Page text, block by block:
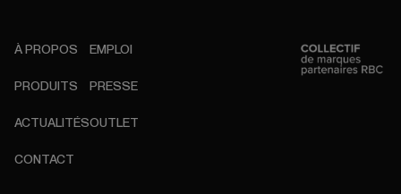
À PROPOS
PRODUITS
ACTUALITÉS
CONTACT
EMPLOI
PRESSE
OUTLET